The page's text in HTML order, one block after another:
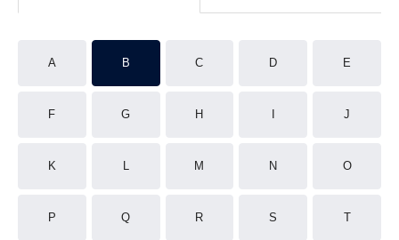
A B C D E
F G H J
K L M N O
P Q R S T